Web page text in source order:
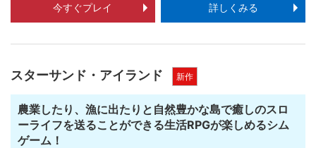
今すぐプレイ 詳しくみる
スターサンド・アイランド 新作
農業したり、漁に出たりと自然豊かな島で癒しのスロ
ーライフを送ることができる生活RPGが楽しめるシム
ゲーム！